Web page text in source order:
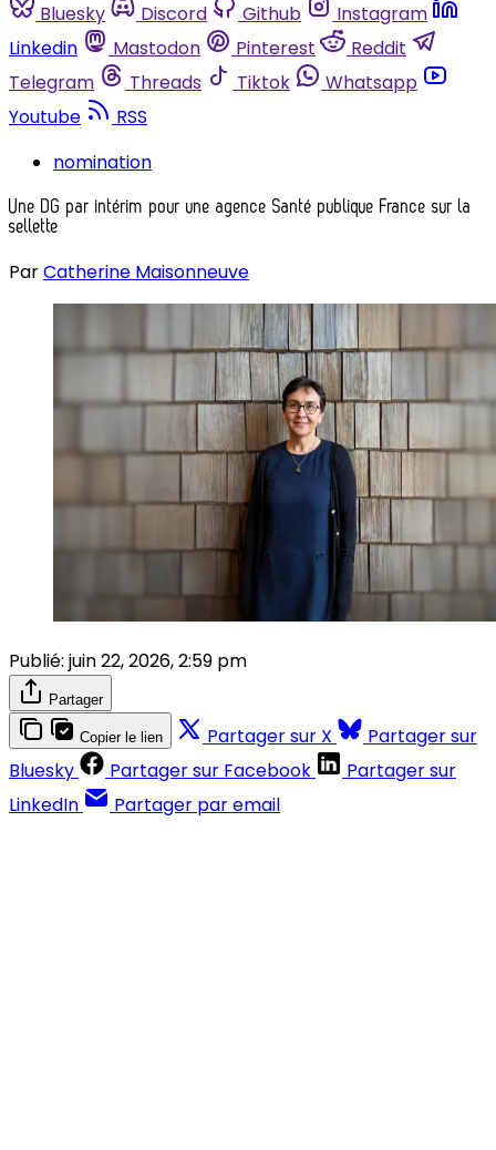
Bluesky
Discord Github
Instagram
Linkedin
Mastodon Pinterest
Reddit
Telegram
Threads Tiktok
Whatsapp
Youtube
RSS
nomination
Une DG par intérim pour une agence Santé publique France sur la
sellette
ParCatherine Maisonneuve
Publié: juin 22, 2026, 2:59 pm
Partager
Copier le lien Partager sur X
Partager sur
Bluesky
Partager sur Facebook
Partager sur
LinkedIn
Partager par email